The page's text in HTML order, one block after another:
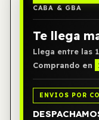
CABA & GBA
Te llega
Llega entre las
Comprando en
ENVIOS POR